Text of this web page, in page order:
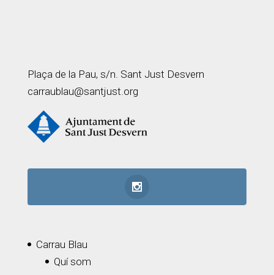
Plaça de la Pau, s/n. Sant Just Desvern
carraublau@santjust.org
Carrau Blau
Quí som